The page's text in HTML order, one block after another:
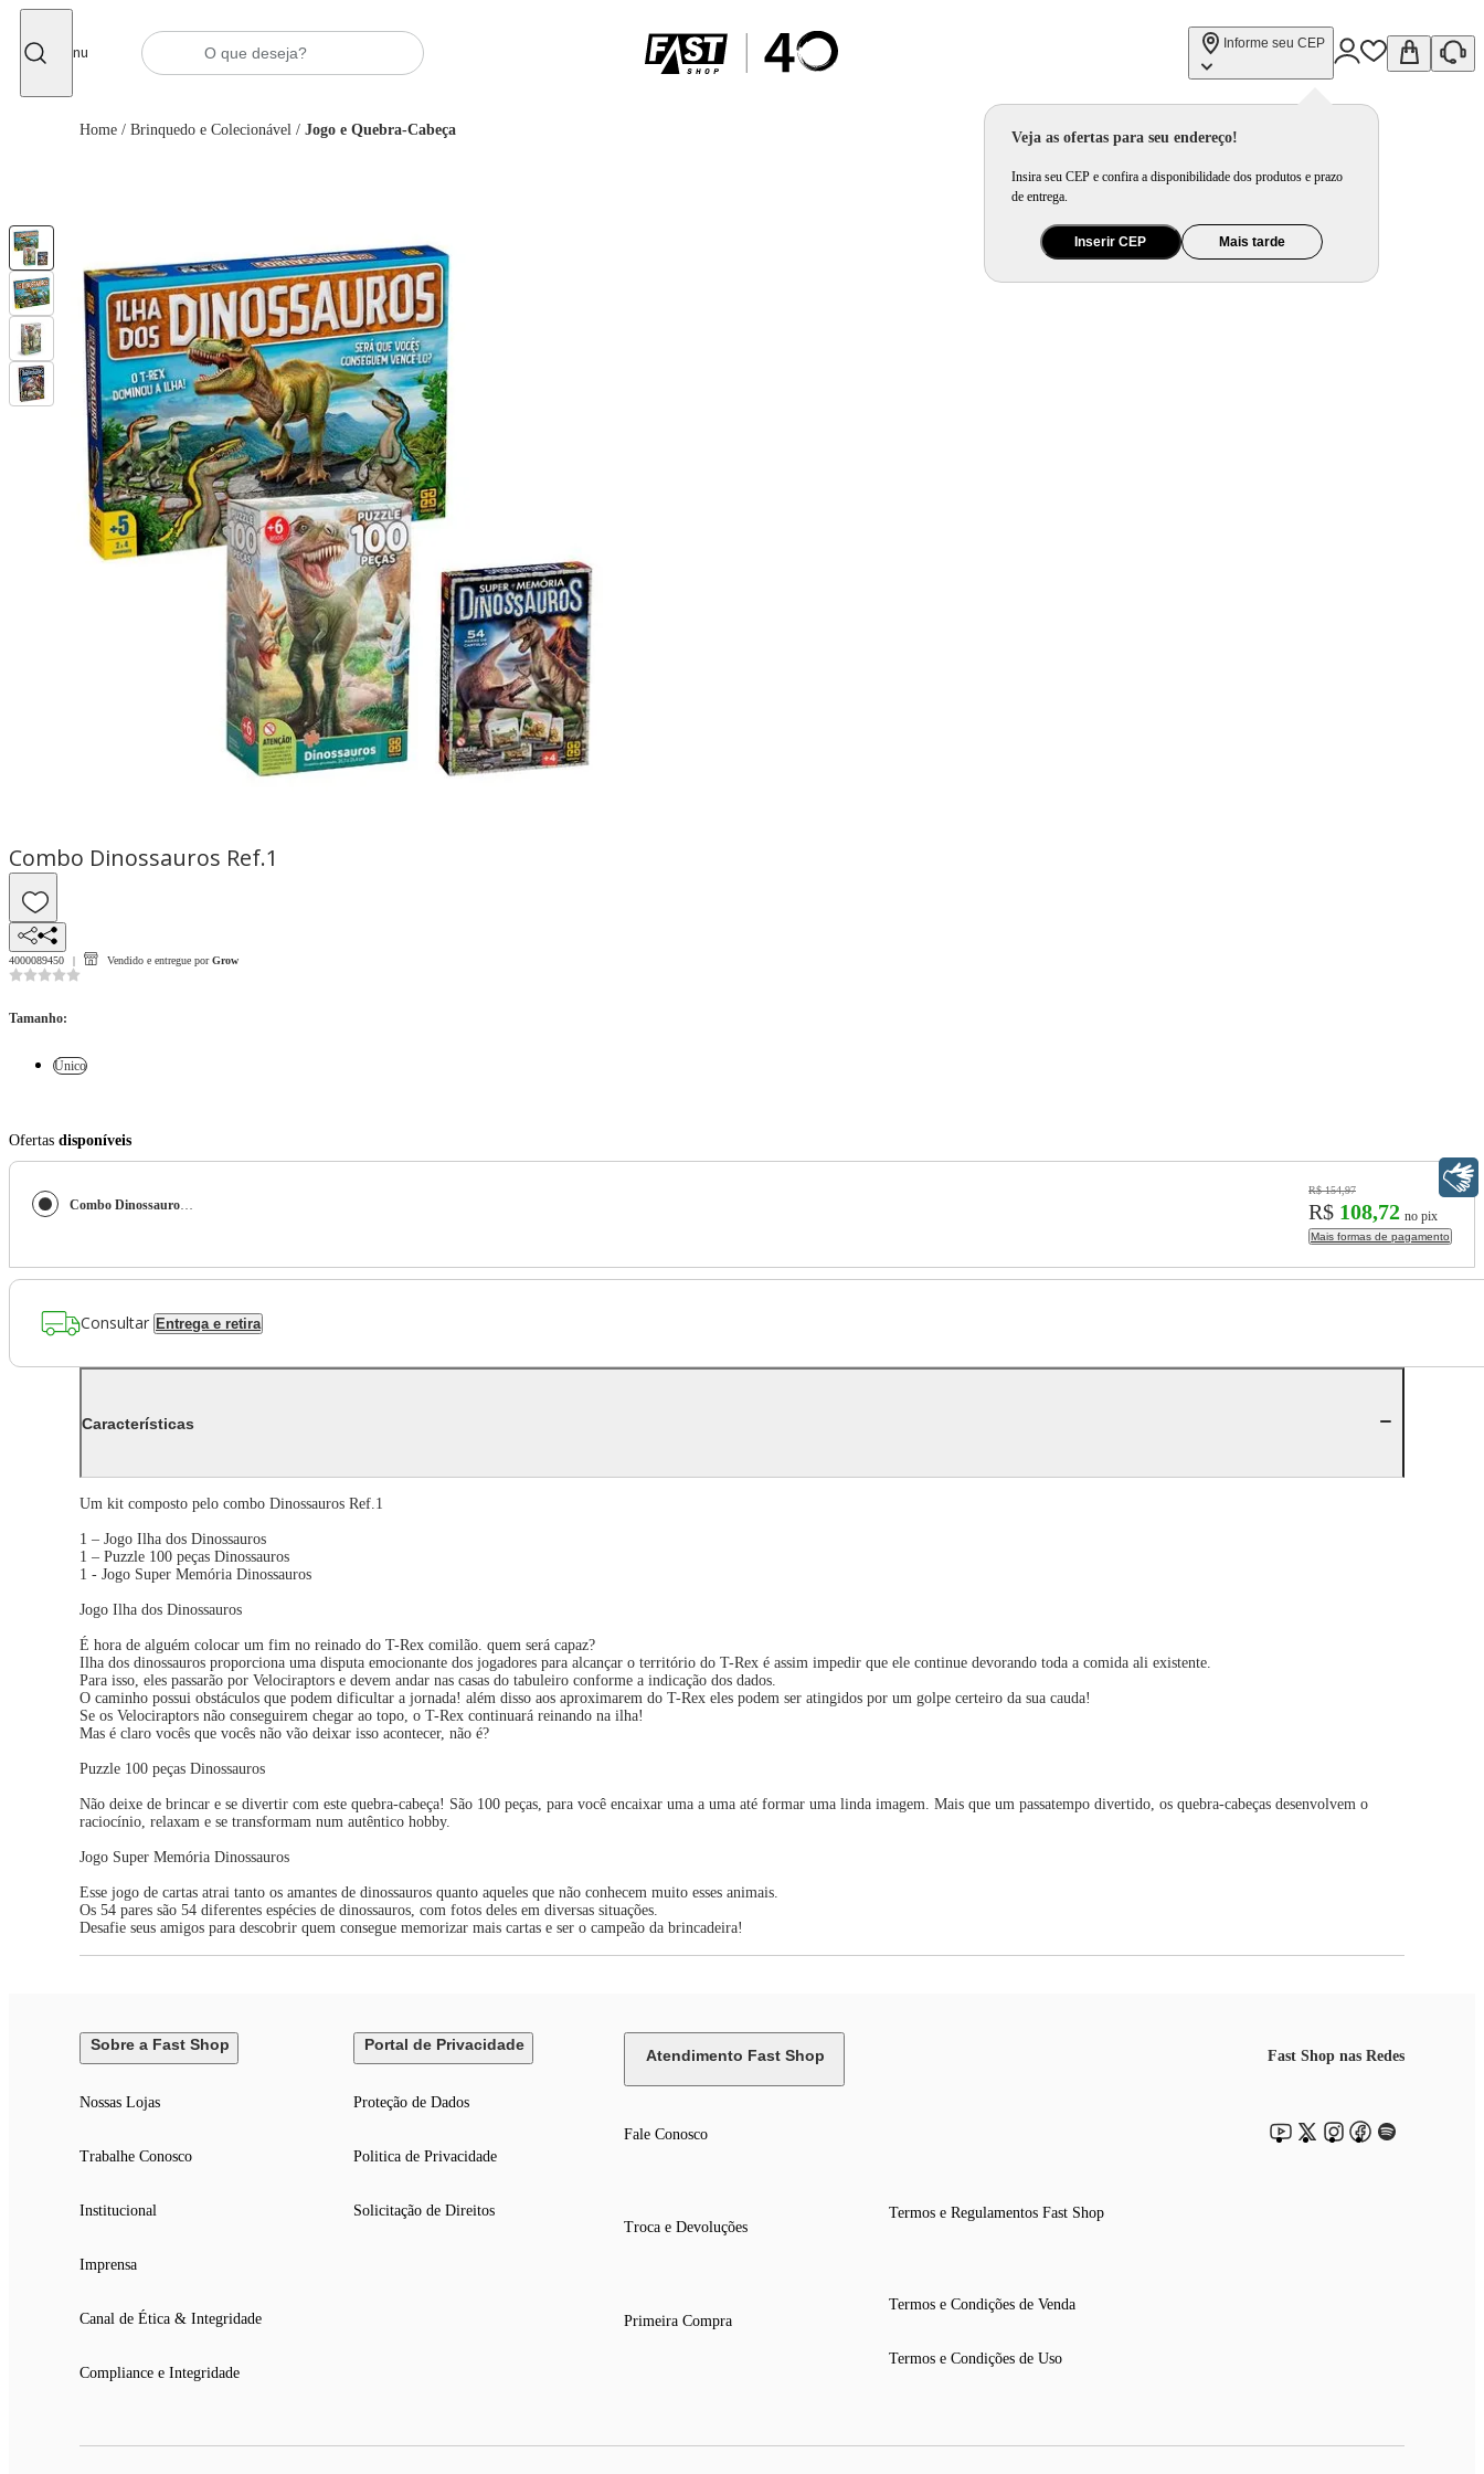
Menu
Informe seu CEP
Veja as ofertas para seu endereço!
Insira seu CEP e confira a disponibilidade dos produtos e prazo
de entrega.
Inserir CEP Mais tarde
Home / Brinquedo e Colecionável / Jogo e Quebra-Cabeça
Combo Dinossauros Ref.1
4000089450 Vendido e entregue por Grow
Tamanho:
Único
Ofertas disponíveis
Combo Dinossauros Ref.1
R$ 154,97
R$ 108,72 no pix
Mais formas de pagamento
Consultar Entrega e retira
Características
Um kit composto pelo combo Dinossauros Ref.1
1 – Jogo Ilha dos Dinossauros
1 – Puzzle 100 peças Dinossauros
1 - Jogo Super Memória Dinossauros
Jogo Ilha dos Dinossauros
É hora de alguém colocar um fim no reinado do T-Rex comilão. quem será capaz?
Ilha dos dinossauros proporciona uma disputa emocionante dos jogadores para alcançar o território do T-Rex é assim impedir que ele continue devorando toda a comida ali existente.
Para isso, eles passarão por Velociraptors e devem andar nas casas do tabuleiro conforme a indicação dos dados.
O caminho possui obstáculos que podem dificultar a jornada! além disso aos aproximarem do T-Rex eles podem ser atingidos por um golpe certeiro da sua cauda!
Se os Velociraptors não conseguirem chegar ao topo, o T-Rex continuará reinando na ilha!
Mas é claro vocês que vocês não vão deixar isso acontecer, não é?
Puzzle 100 peças Dinossauros
Não deixe de brincar e se divertir com este quebra-cabeça! São 100 peças, para você encaixar uma a uma até formar uma linda imagem. Mais que um passatempo divertido, os quebra-cabeças desenvolvem o
raciocínio, relaxam e se transformam num autêntico hobby.
Jogo Super Memória Dinossauros
Esse jogo de cartas atrai tanto os amantes de dinossauros quanto aqueles que não conhecem muito esses animais.
Os 54 pares são 54 diferentes espécies de dinossauros, com fotos deles em diversas situações.
Desafie seus amigos para descobrir quem consegue memorizar mais cartas e ser o campeão da brincadeira!
Sobre a Fast Shop
Nossas Lojas
Trabalhe Conosco
Institucional
Imprensa
Canal de Ética & Integridade
Compliance e Integridade
Portal de Privacidade
Proteção de Dados
Politica de Privacidade
Solicitação de Direitos
Atendimento Fast Shop
Fale Conosco
Troca e Devoluções
Primeira Compra
Termos e Regulamentos Fast Shop
Termos e Condições de Venda
Termos e Condições de Uso
Fast Shop nas Redes